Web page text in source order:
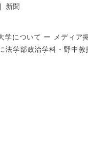
新聞
学について
メディア
法学部政治学科・野中